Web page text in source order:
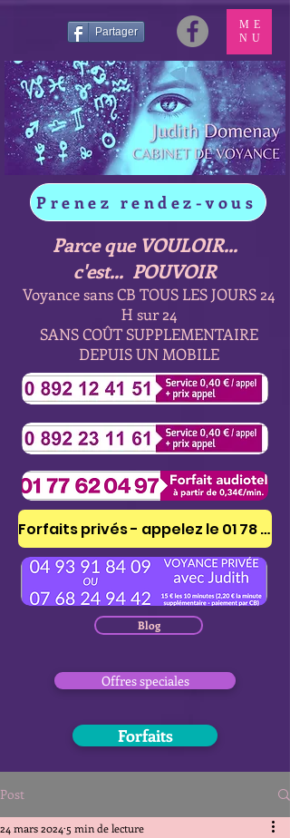
Partager
Prenez rendez-vous
Parce que VOULOIR...
c'est... POUVOIR
Voyance sans CB TOUS LES JOURS 24
H sur 24
SANS COÛT SUPPLEMENTAIRE
DEPUIS UN MOBILE
Blog
Offres speciales
ME
NU
Forfaits
Forfaits privés - appelez le 01 78 41 53 51
Post
24 mars 2024 5 min de lecture